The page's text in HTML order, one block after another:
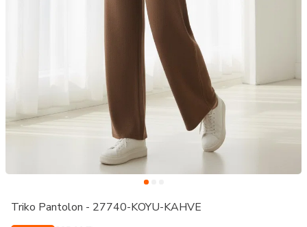
Triko Pantolon - 27740-KOYU-KAHVE